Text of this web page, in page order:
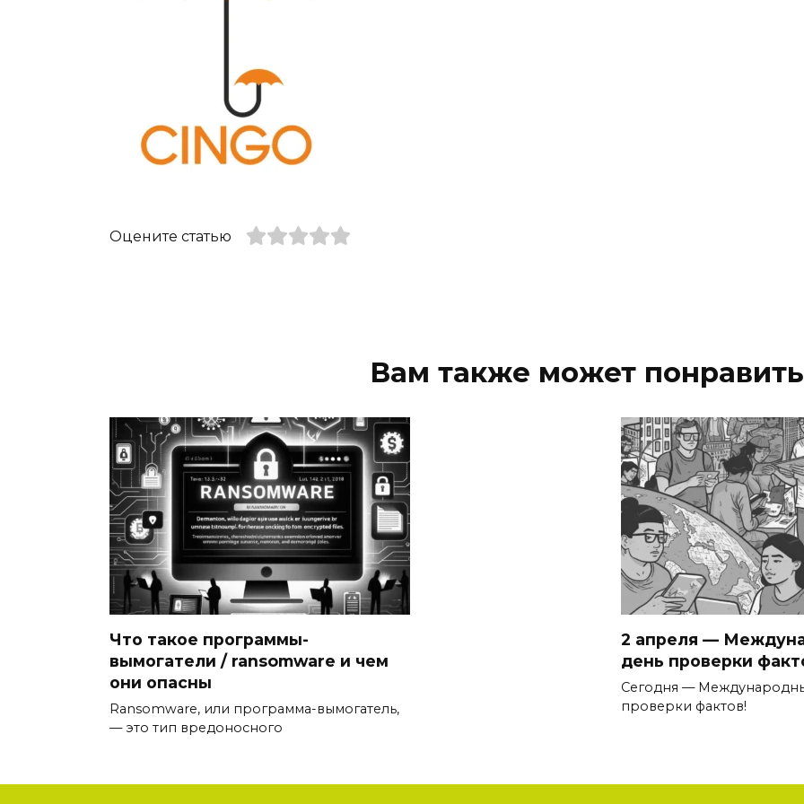
Оцените статью
Вам также может
Что такое программы-
вымогатели / ransomware и чем
они опасны
Ransomware, или программа-вымогатель,
— это тип вредоносного
2 апреля —
день проверки
Сегодня —
проверки фактов!